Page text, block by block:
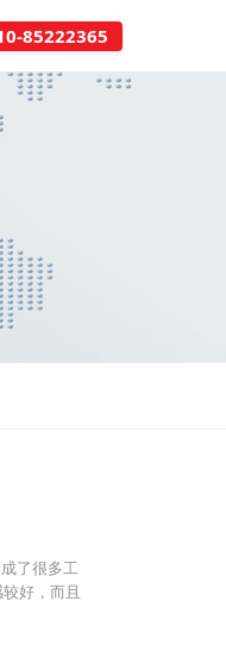
85222365
了很多工
好，而且